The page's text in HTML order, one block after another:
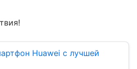
Huawei c лучшей